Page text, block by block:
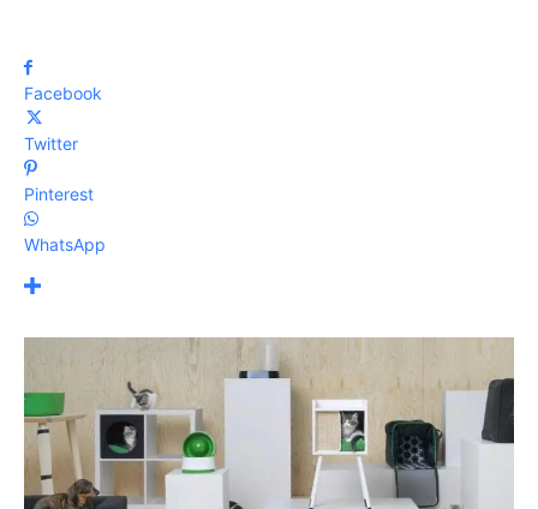
Facebook
Twitter
Pinterest
WhatsApp